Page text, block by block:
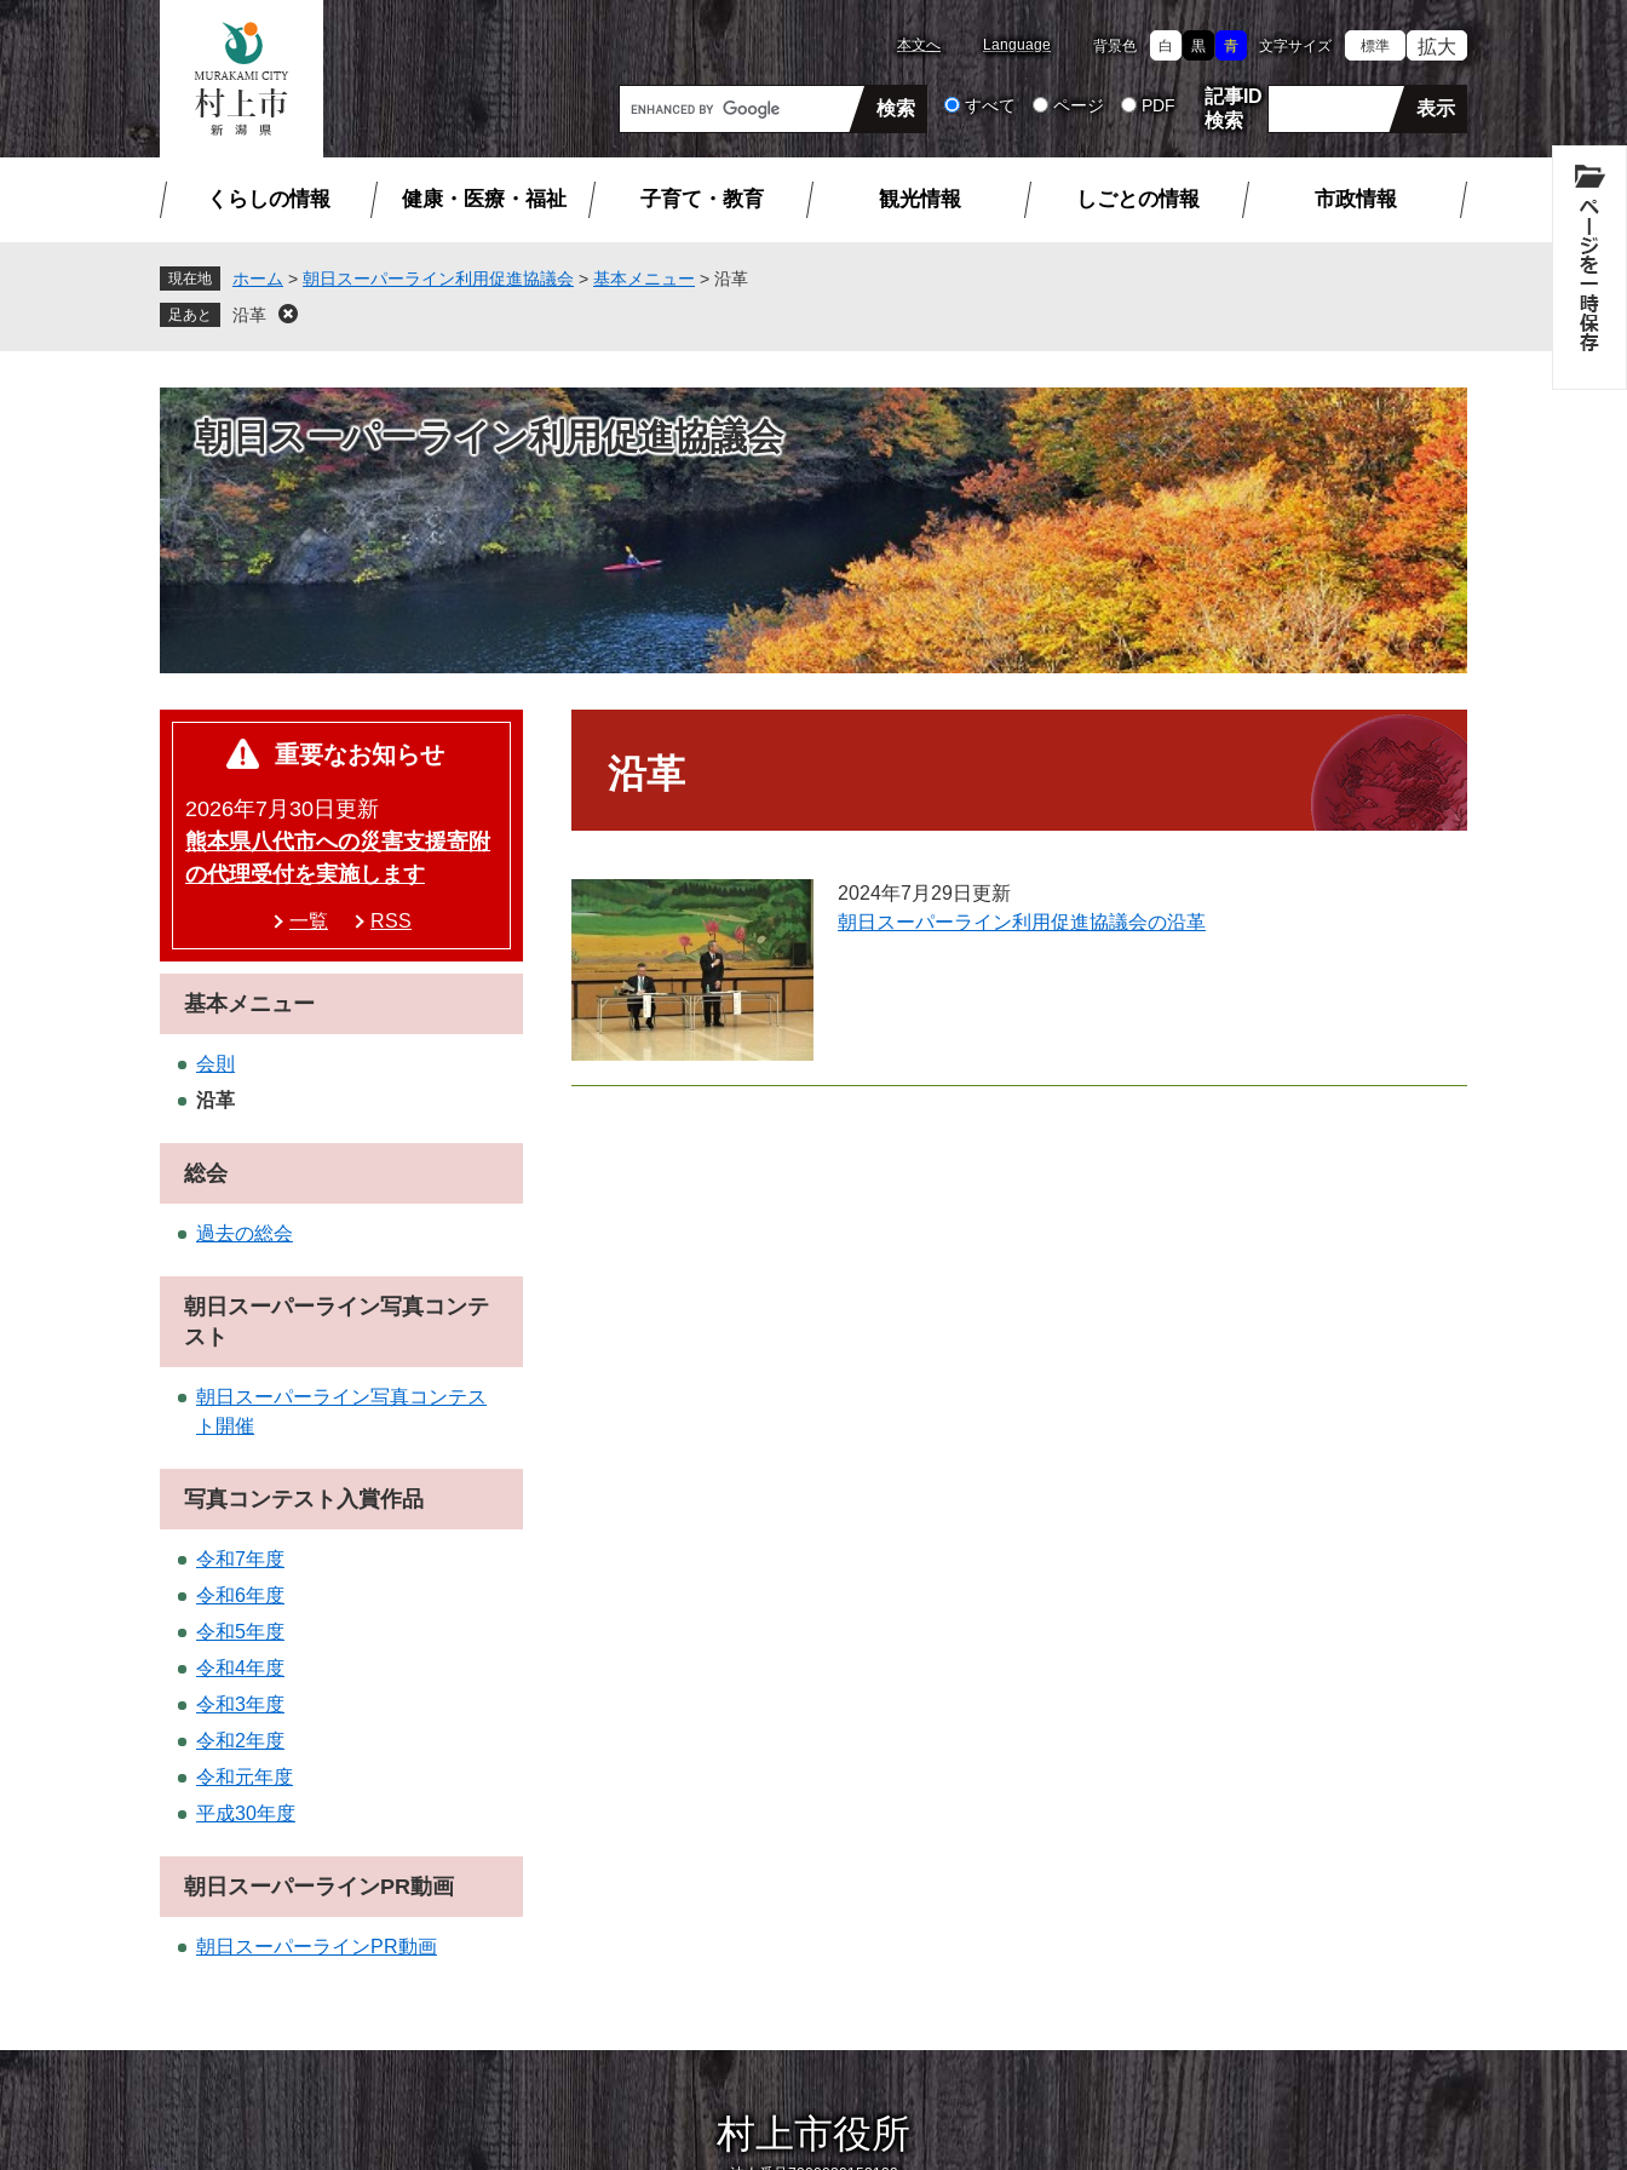
ペ
ー
ジ
の
先
頭
メ
ニ
ュ
ー
を
飛
本文へ Language 背景色 白 黒 青 文字サイズ 標準 拡大
G
o
o
カ
検
索
すべて ページ PDF
記事ID
検索
くらしの情報 健康・医療・福祉 子育て・教育 観光情報 しごとの情報 市政情報
現在地 ホーム > 朝日スーパーライン利用促進協議会 > 基本メニュー > 沿革
沿革
閉
朝日スーパーライン利用促進協議会
沿革
2024年7月29日更新
朝日スーパーライン利用促進協議会の沿革
重要なお知らせ
2026年7月30日更新
熊本県八代市への災害支援寄附
の代理受付を実施します
一覧 RSS
基本メニュー
会則
沿革
総会
過去の総会
朝日スーパーライン写真コンテ
スト
朝日スーパーライン写真コンテス
ト開催
写真コンテスト入賞作品
令和7年度
令和6年度
令和5年度
令和4年度
令和3年度
令和2年度
令和元年度
平成30年度
朝日スーパーラインPR動画
朝日スーパーラインPR動画
村上市役所